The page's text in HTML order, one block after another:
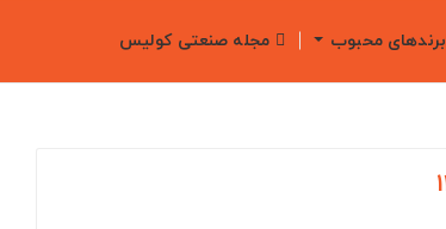
برندهای محبوب مجله صنعتی کولیس